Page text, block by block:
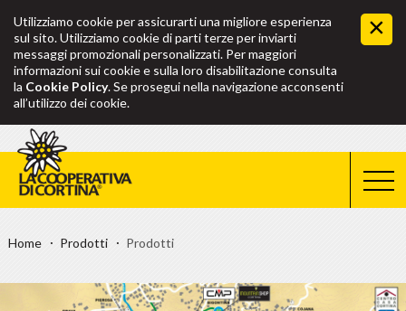
Utilizziamo cookie per assicurarti una migliore esperienza
sul sito. Utilizziamo cookie di parti terze per inviarti
messaggi promozionali personalizzati. Per maggiori
informazioni sui cookie e sulla loro disabilitazione consulta
la Cookie Policy. Se prosegui nella navigazione acconsenti
all’utilizzo dei cookie.
Home Prodotti Prodotti